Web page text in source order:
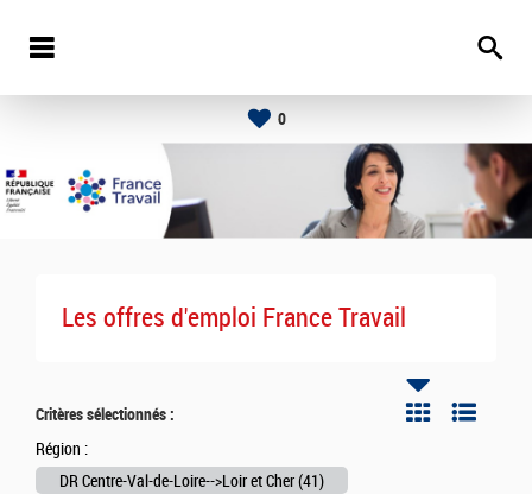
0
Les offres d'emploi France Travail
Critères sélectionnés :
Région :
DR Centre-Val-de-Loire-->Loir et Cher (41)